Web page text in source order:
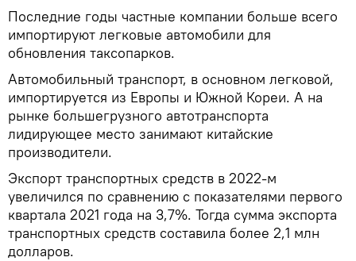
Последние годы частные компании больше всего
импортируют легковые автомобили для
обновления таксопарков.
Автомобильный транспорт, в основном легковой,
импортируется из Европы и Южной Кореи. А на
рынке большегрузного автотранспорта
лидирующее место занимают китайские
производители.
Экспорт транспортных средств в 2022-м
увеличился по сравнению с показателями первого
квартала 2021 года на 3,7%. Тогда сумма экспорта
транспортных средств составила более 2,1 млн
долларов.